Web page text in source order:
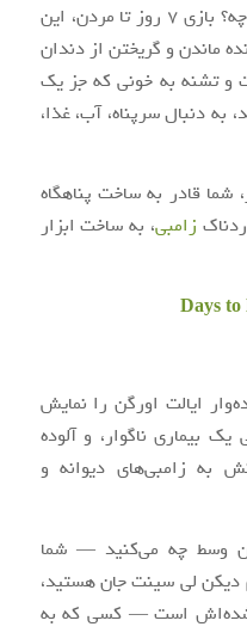
جهان و اکوسیستم قرار گرفته‌اند، چه؟ بازی ۷ روز تا مردن، این
ماندن و گریختن از دندان
و تشنه به خونی که جز یک
به دنبال سرپناه، آب، غذا،
شما قادر به ساخت پناهگاه
زامبی، به ساخت ابزار
ایالت اورگن را نمایش
بیماری ناگوار، و آلوده
به زامبی‌های دیوانه و
وسط چه می‌کنید — شما
دیکن لی سینت جان هستید،
است — کسی که به